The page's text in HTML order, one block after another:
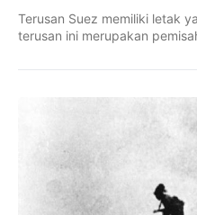
Terusan Suez memiliki letak
terusan ini merupakan